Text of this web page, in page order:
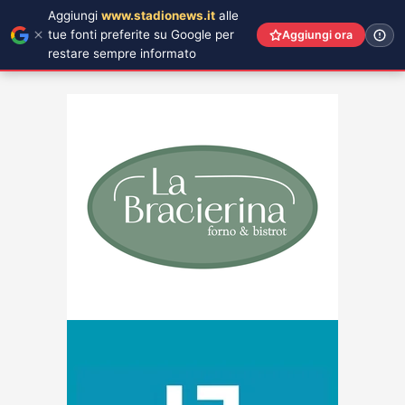
Aggiungi www.stadionews.it alle
tue fonti preferite su Google per
restare sempre informato
Aggiungi ora